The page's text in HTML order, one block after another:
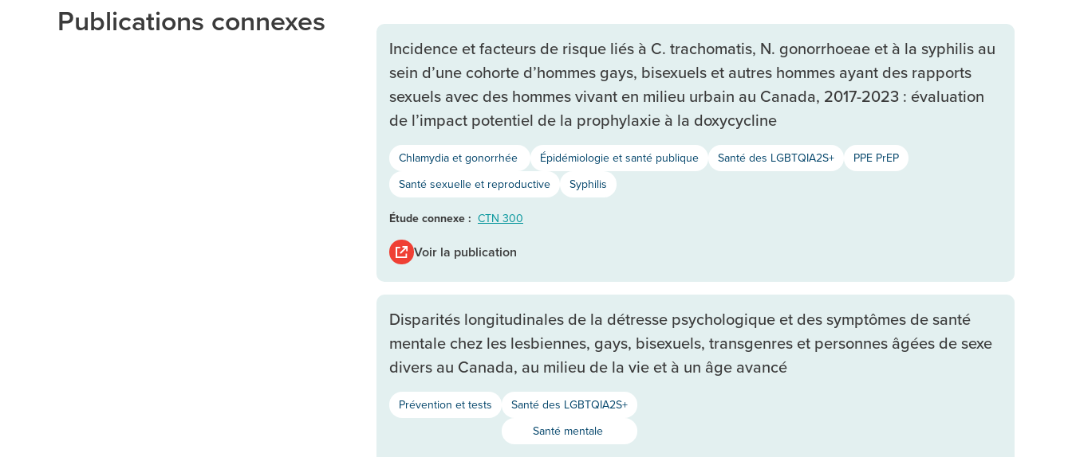
Publications connexes
Incidence et facteurs de risque liés à C. trachomatis, N. gonorrhoeae et à la syphilis au
sein d’une cohorte d’hommes gays, bisexuels et autres hommes ayant des rapports
sexuels avec des hommes vivant en milieu urbain au Canada, 2017-2023 : évaluation
de l’impact potentiel de la prophylaxie à la doxycycline
Chlamydia et gonorrhée Épidémiologie et santé publique Santé des LGBTQIA2S+
PPE PrEP
Santé sexuelle et reproductive
Syphilis
Étude connexe : CTN 300
Voir la publication
Disparités longitudinales de la détresse psychologique et des symptômes de santé
mentale chez les lesbiennes, gays, bisexuels, transgenres et personnes âgées de sexe
divers au Canada, au milieu de la vie et à un âge avancé
Prévention et tests
Santé des LGBTQIA2S+
Santé mentale